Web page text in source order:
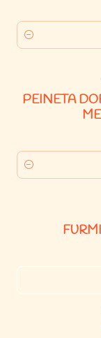
Quantity
PEINETA
Quantity